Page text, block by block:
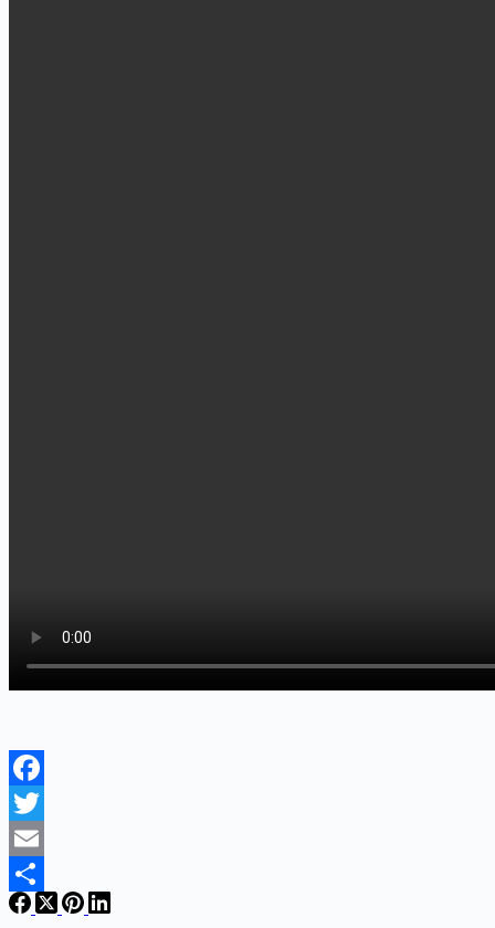
Facebook
Twitter
Email
Share